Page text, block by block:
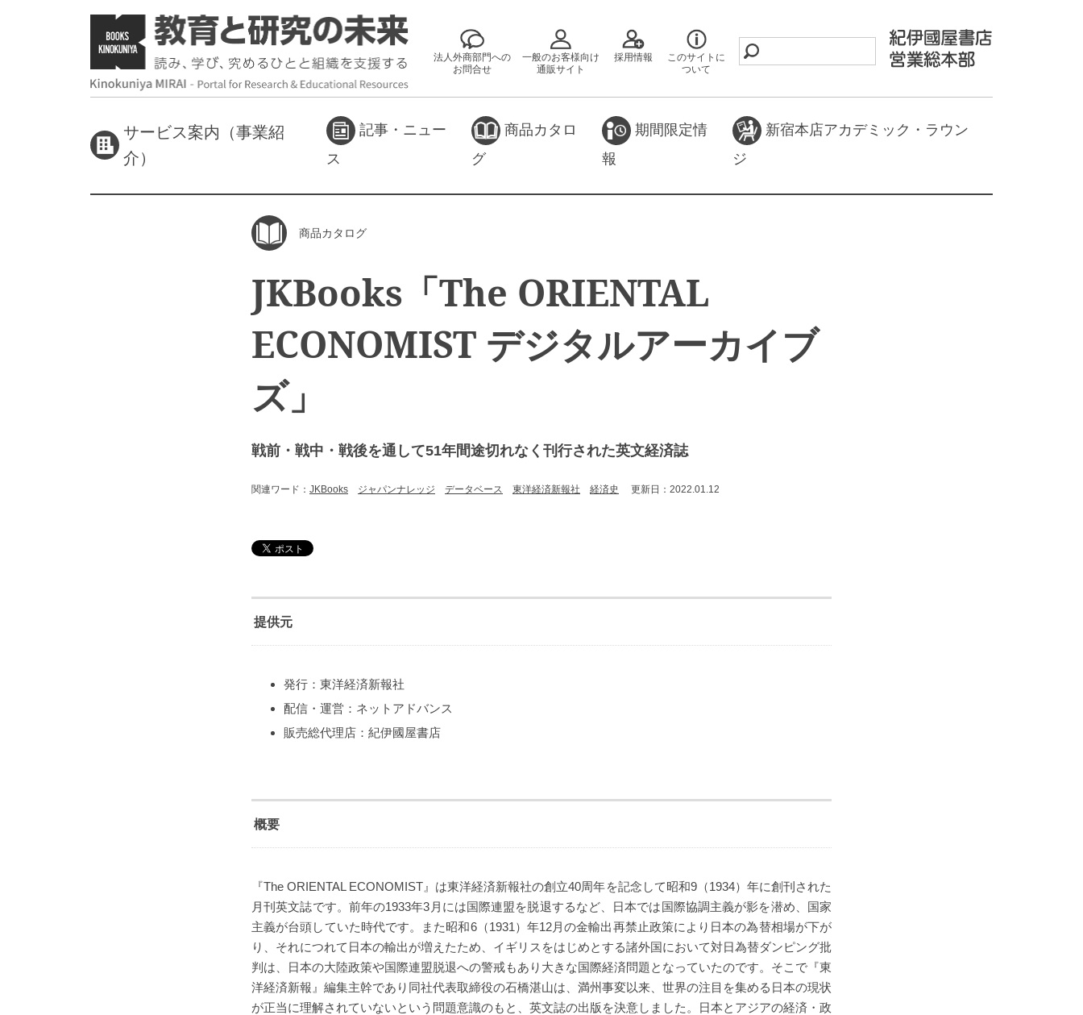
法人外商部門への
お問合せ
一般のお客様向け
通販サイト
採用情報
このサイトに
ついて
サービス案内（事業紹
介）
記事・ニュー
ス
商品カタロ
グ
期間限定情
報
新宿本店アカデミック・ラウン
ジ
商品カタログ
JKBooks「The ORIENTAL
ECONOMIST デジタルアーカイブ
ズ」
戦前・戦中・戦後を通して51年間途切れなく刊行された英文経済誌
関連ワード： JKBooks ジャパンナレッジ データベース 東洋経済新報社 経済史 更新日：2022.01.12
提供元
発行：東洋経済新報社
配信・運営：ネットアドバンス
販売総代理店：紀伊國屋書店
概要
『The ORIENTAL ECONOMIST』は東洋経済新報社の創立40周年を記念して昭和9（1934）年に創刊された
月刊英文誌です。前年の1933年3月には国際連盟を脱退するなど、日本では国際協調主義が影を潜め、国家
主義が台頭していた時代です。また昭和6（1931）年12月の金輸出再禁止政策により日本の為替相場が下が
り、それにつれて日本の輸出が増えたため、イギリスをはじめとする諸外国において対日為替ダンピング批
判は、日本の大陸政策や国際連盟脱退への警戒もあり大きな国際経済問題となっていたのです。そこで『東
洋経済新報』編集主幹であり同社代表取締役の石橋湛山は、満州事変以来、世界の注目を集める日本の現状
が正当に理解されていないという問題意識のもと、英文誌の出版を決意しました。日本とアジアの経済・政